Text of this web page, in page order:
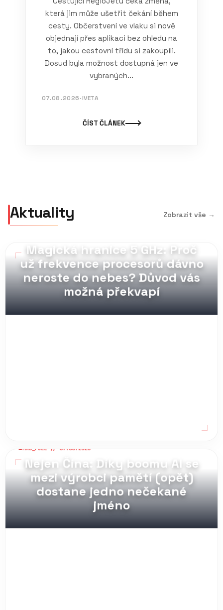
která jim může ušetřit čekání během
cesty. Občerstvení ve vlaku si nově
objednají přes aplikaci bez ohledu na
to, jakou cestovní třídu si zakoupili.
Dosud byla možnost dostupná jen ve
vybraných...
07.08.2026·IVETA
ČÍST ČLÁNEK
Aktuality Zobrazit vše →
MAG_PULL // 07.08.2026
Magická hranice 5 GHz: Proč
už frekvence procesorů dávno
neroste do nebes? Důvod vás
možná překvapí
MAG_PULL // 07.08.2026
Nejen Čína: Díky boomu AI se
mezi výrobci pamětí (opět)
dostane jedno nečekané
jméno